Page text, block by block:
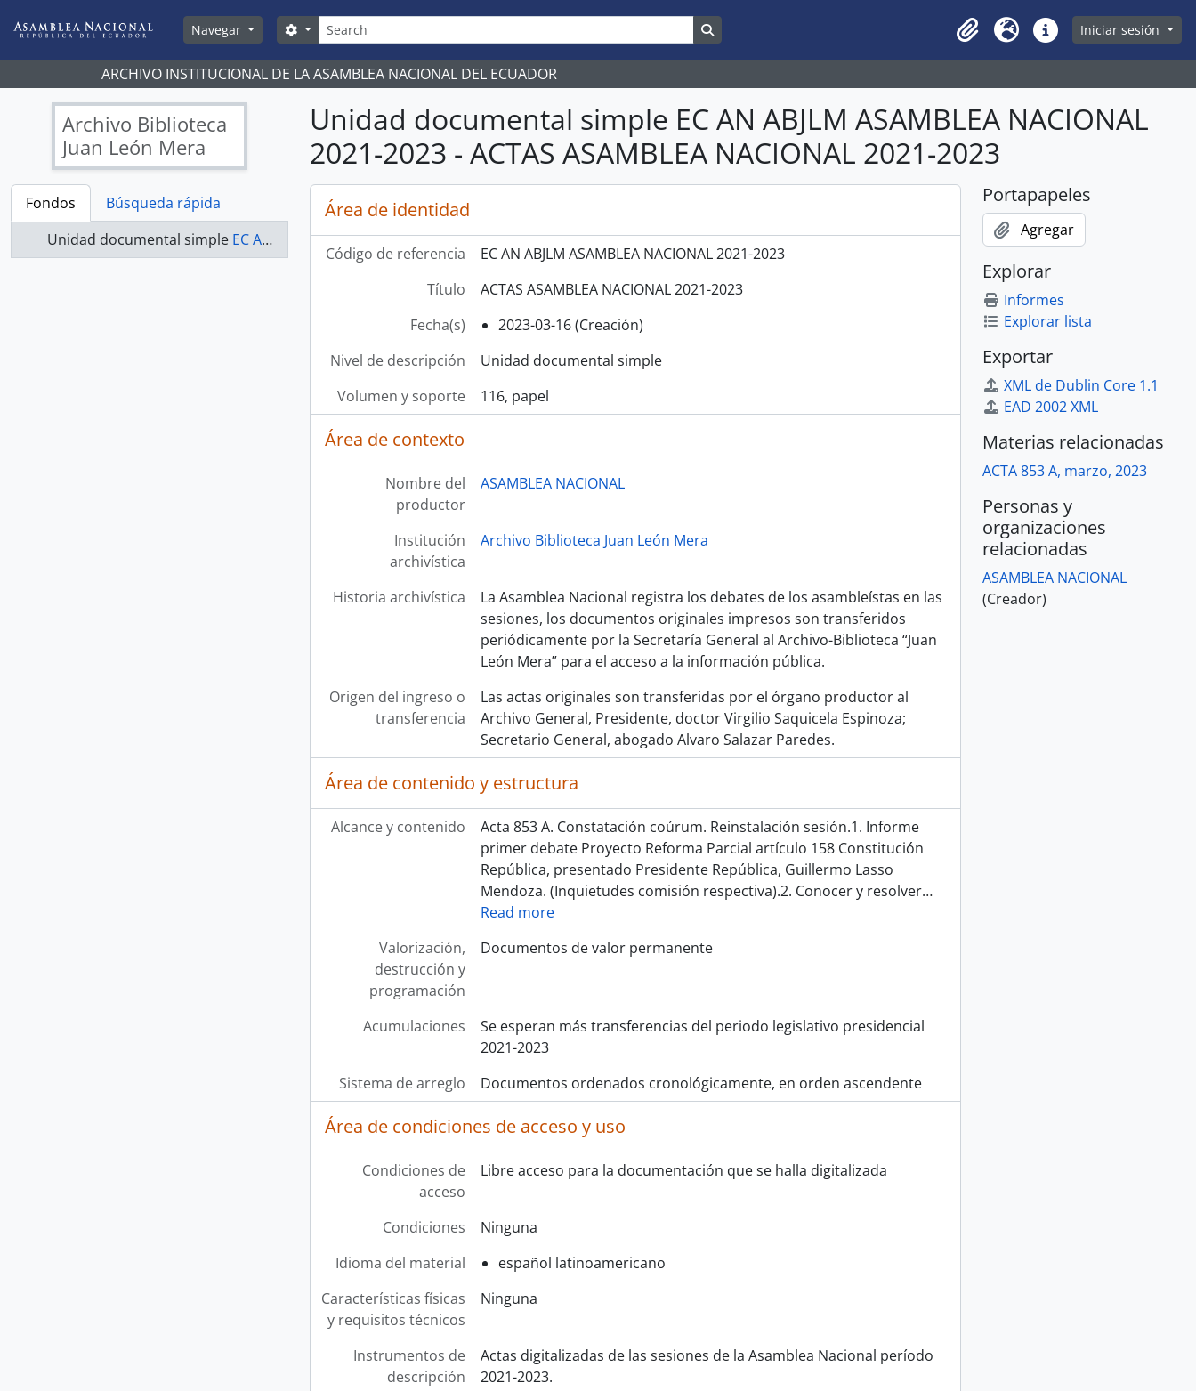
Navegar
Búsqueda
Search options
Clipboard
Idioma Enlaces rápidos
Iniciar sesión
ARCHIVO INSTITUCIONAL DE LA ASAMBLEA NACIONAL DEL ECUADOR
Archivo Biblioteca
Juan León Mera
Fondos
Búsqueda rápida
Unidad documental simple EC AN ABJLM ASAMBLEA NACIONAL 2021-2023 - ACTAS ASAMBLEA NACIONAL 2021-2023
Unidad documental simple EC AN ABJLM ASAMBLEA NACIONAL
2021-2023 - ACTAS ASAMBLEA NACIONAL 2021-2023
Área de identidad
Código de referencia
EC AN ABJLM ASAMBLEA NACIONAL 2021-2023
Título
ACTAS ASAMBLEA NACIONAL 2021-2023
Fecha(s)
2023-03-16 (Creación)
Nivel de descripción
Unidad documental simple
Volumen y soporte
116, papel
Área de contexto
Nombre del
productor
ASAMBLEA NACIONAL
Institución
archivística
Archivo Biblioteca Juan León Mera
Historia archivística
La Asamblea Nacional registra los debates de los asambleístas en las
sesiones, los documentos originales impresos son transferidos
periódicamente por la Secretaría General al Archivo-Biblioteca “Juan
León Mera” para el acceso a la información pública.
Origen del ingreso o
transferencia
Las actas originales son transferidas por el órgano productor al
Archivo General, Presidente, doctor Virgilio Saquicela Espinoza;
Secretario General, abogado Alvaro Salazar Paredes.
Área de contenido y estructura
Alcance y contenido
Acta 853 A. Constatación coúrum. Reinstalación sesión.1. Informe
primer debate Proyecto Reforma Parcial artículo 158 Constitución
República, presentado Presidente República, Guillermo Lasso
Mendoza. (Inquietudes comisión respectiva).2. Conocer y resolver…
Read more
Valorización,
destrucción y
programación
Documentos de valor permanente
Acumulaciones
Se esperan más transferencias del periodo legislativo presidencial
2021-2023
Sistema de arreglo
Documentos ordenados cronológicamente, en orden ascendente
Área de condiciones de acceso y uso
Condiciones de
acceso
Libre acceso para la documentación que se halla digitalizada
Condiciones
Ninguna
Idioma del material
español latinoamericano
Características físicas
y requisitos técnicos
Ninguna
Instrumentos de
descripción
Actas digitalizadas de las sesiones de la Asamblea Nacional período
2021-2023.
Portapapeles
Agregar
Explorar
Informes
Explorar lista
Exportar
XML de Dublin Core 1.1
EAD 2002 XML
Materias relacionadas
ACTA 853 A, marzo, 2023
Personas y
organizaciones
relacionadas
ASAMBLEA NACIONAL
(Creador)